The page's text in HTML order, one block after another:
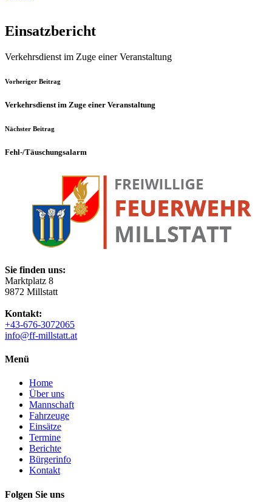
Einsatzbericht
Verkehrsdienst im Zuge einer Veranstaltung
Vorheriger Beitrag
Verkehrsdienst im Zuge einer Veranstaltung
Nächster Beitrag
Fehl-/Täuschungsalarm
Sie finden uns:
Marktplatz 8
9872 Millstatt
Kontakt:
+43-676-3072065
info@ff-millstatt.at
Menü
Home
Über uns
Mannschaft
Fahrzeuge
Einsätze
Termine
Berichte
Bürgerinfo
Kontakt
Folgen Sie uns